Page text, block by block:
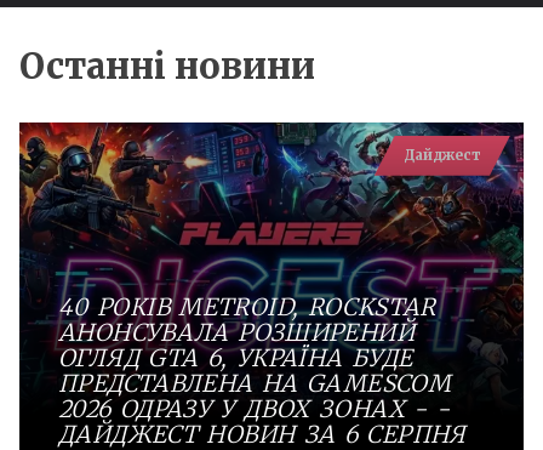
Останні новини
Дайджест
40 РОКІВ METROID, ROCKSTAR
АНОНСУВАЛА РОЗШИРЕНИЙ
ОГЛЯД GTA 6, УКРАЇНА БУДЕ
ПРЕДСТАВЛЕНА НА GAMESCOM
2026 ОДРАЗУ У ДВОХ ЗОНАХ - -
ДАЙДЖЕСТ НОВИН ЗА 6 СЕРПНЯ